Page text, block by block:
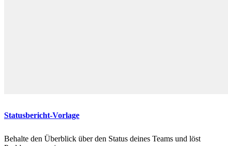
Statusbericht-Vorlage
Behalte den Überblick über den Status deines Teams und löst